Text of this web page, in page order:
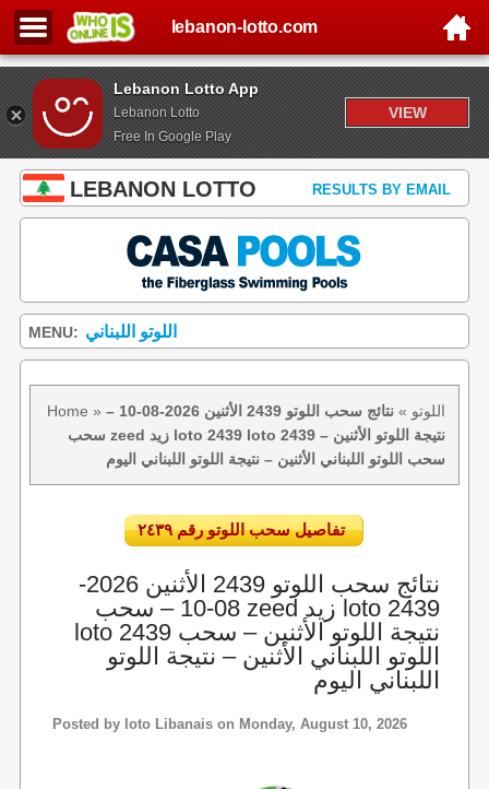
Lebanon Lotto App
Lebanon Lotto
Free In Google Play
VIEW
lebanon-lotto.com
LEBANON LOTTO RESULTS BY EMAIL
MENU: اللوتو اللبناني
Home » اللوتو »
نتائج سحب اللوتو 2439 الأثنين 2026-08-10 –
سحب zeed زيد loto 2439 loto 2439 نتيجة اللوتو الأثنين –
سحب اللوتو اللبناني الأثنين – نتيجة اللوتو اللبناني اليوم
تفاصيل سحب اللوتو رقم ٢٤٣٩
نتائج سحب اللوتو 2439 الأثنين 2026-
08-10 – سحب zeed زيد loto 2439
loto 2439 نتيجة اللوتو الأثنين – سحب
اللوتو اللبناني الأثنين – نتيجة اللوتو
اللبناني اليوم
Posted by loto Libanaison Monday, August 10, 2026